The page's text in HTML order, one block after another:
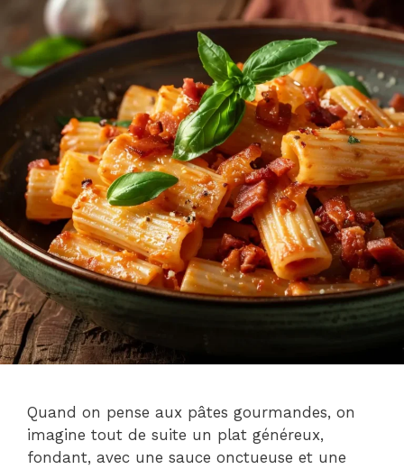
Quand on pense aux pâtes gourmandes, on
imagine tout de suite un plat généreux,
fondant, avec une sauce onctueuse et une